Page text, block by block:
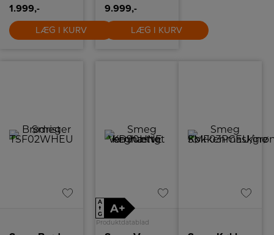
funktion.
1.999,-
LÆG I KURV
9.999,-
LÆG I KURV
A
↑
G
A+
Produktdatablad